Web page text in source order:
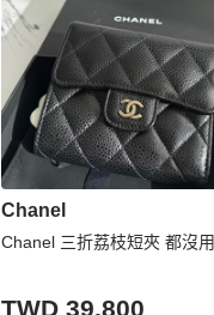
Chanel
Chanel 三折荔枝短夾 都沒用
TWD 39,800